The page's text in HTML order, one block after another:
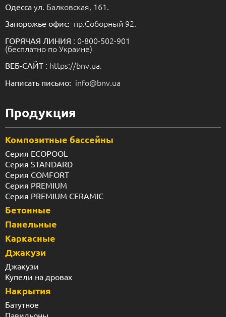
Одесса ул. Балковская, 161.
Запорожье офис: пр.Соборный 92.
ГОРЯЧАЯ ЛИНИЯ : 0-800-502-901
(бесплатно по Украине)
ВЕБ-САЙТ : https://bnv.ua.
Написать письмо: info@bnv.ua
Продукция
Композитные бассейны
Серия ECOPOOL
Серия STANDARD
Серия COMFORT
Серия PREMIUM
Серия PREMIUM CERAMIC
Бетонные
Панельные
Каркасные
Джакузи
Джакузи
Купели на дровах
Накрытия
Батутное
Павильоны